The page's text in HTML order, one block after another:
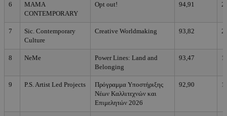
6
MAMA
CONTEMPORARY
Opt out! 94,91
7
Sic. Contemporary
Culture
Creative Worldmaking 93,82
8 NeMe
Power Lines: Land and
Belonging
93,47
9 P.S. Artist Led Projects
Πρόγραμμα Υποστήριξης
Νέων Καλλιτεχνών και
Επιμελητών 2026
92,90